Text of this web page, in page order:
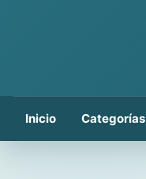
Inicio Categorías